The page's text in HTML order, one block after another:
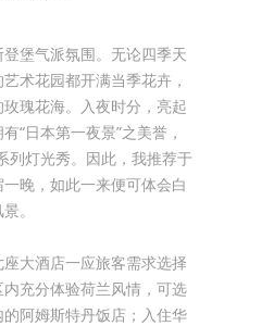
堡气派氛围。无论四季天
术花园都开满当季花卉，
瑰花海。入夜时分，亮起
“日本第一夜景”之美誉，
列灯光秀。因此，我推荐于
晚，如此一来便可体会白
。
大酒店一应旅客需求选择
充分体验荷兰风情，可选
阿姆斯特丹饭店；入住华